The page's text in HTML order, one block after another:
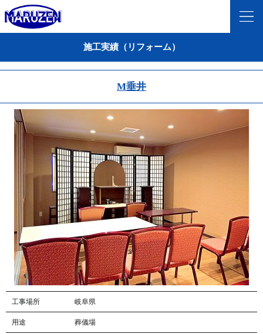
施工実績（リフォーム）
M垂井
工事場所 岐阜県
用途 葬儀場